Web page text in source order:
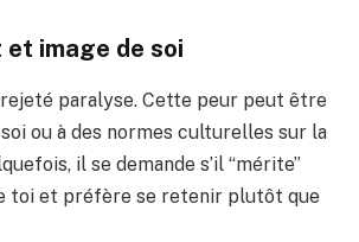
et image de soi
rejeté paralyse. Cette peur peut être
soi ou à des normes culturelles sur la
il se demande s’il “mérite”
toi et préfère se retenir plutôt que